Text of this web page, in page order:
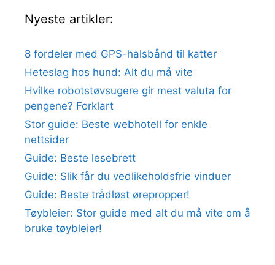
Nyeste artikler:
8 fordeler med GPS-halsbånd til katter
Heteslag hos hund: Alt du må vite
Hvilke robotstøvsugere gir mest valuta for
pengene? Forklart
Stor guide: Beste webhotell for enkle
nettsider
Guide: Beste lesebrett
Guide: Slik får du vedlikeholdsfrie vinduer
Guide: Beste trådløst ørepropper!
Tøybleier: Stor guide med alt du må vite om å
bruke tøybleier!